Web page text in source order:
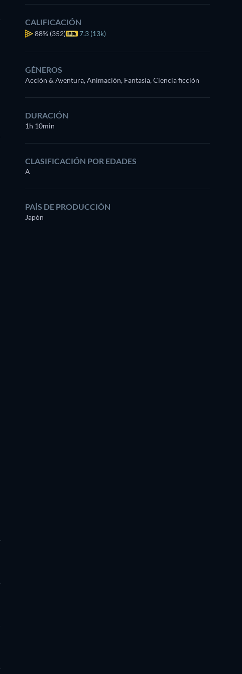
CALIFICACIÓN
88% (352) 7.3 (13k)
GÉNEROS
Acción & Aventura, Animación, Fantasía, Ciencia ficción
DURACIÓN
1h 10min
CLASIFICACIÓN POR EDADES
A
PAÍS DE PRODUCCIÓN
Japón